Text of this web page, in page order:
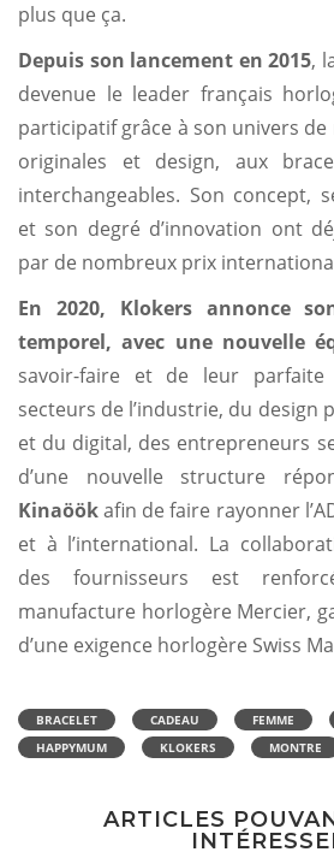
plus que ça.
Depuis son lancement en 2015,
devenue le leader français
participatif grâce à son univers de
originales et design, aux
interchangeables. Son concept,
et son degré d’innovation ont
par de nombreux prix
En 2020, Klokers annonce
temporel, avec une nouvelle
savoir-faire et de leur parfaite
secteurs de l’industrie, du design
et du digital, des entrepreneurs
d’une nouvelle structure
Kinaöökafin de faire rayonner
et à l’international. La
des fournisseurs est
manufacture horlogère Mercier,
d’une exigence horlogère Swiss
BRACELET CADEAU FEMME
HAPPYMUM
KLOKERS MONTRE
ARTICLES